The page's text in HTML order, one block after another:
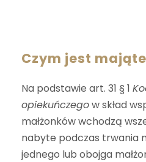
Czym jest
Na podstawie art. 31 § 1
opiekuńczegow skład
małżonków wchodzą
nabyte podczas trwania
jednego lub obojga